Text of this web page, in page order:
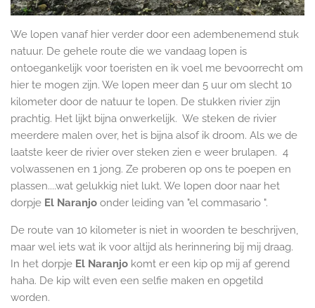
We lopen vanaf hier verder door een adembenemend stuk
natuur. De gehele route die we vandaag lopen is
ontoegankelijk voor toeristen en ik voel me bevoorrecht om
hier te mogen zijn. We lopen meer dan 5 uur om slecht 10
kilometer door de natuur te lopen. De stukken rivier zijn
prachtig. Het lijkt bijna onwerkelijk. We steken de rivier
meerdere malen over, het is bijna alsof ik droom. Als we de
laatste keer de rivier over steken zien e weer brulapen. 4
volwassenen en 1 jong. Ze proberen op ons te poepen en
plassen....wat gelukkig niet lukt. We lopen door naar het
dorpje El Naranjo onder leiding van "el commasario ".
De route van 10 kilometer is niet in woorden te beschrijven,
maar wel iets wat ik voor altijd als herinnering bij mij draag.
In het dorpje El Naranjo komt er een kip op mij af gerend
haha. De kip wilt even een selfie maken en opgetild
worden.